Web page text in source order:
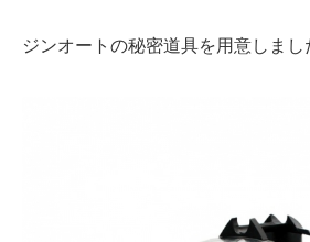
ジンオートの秘密道具を用意しまし